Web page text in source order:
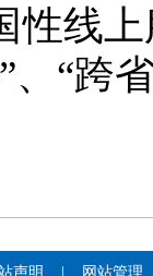
性线
、“跨